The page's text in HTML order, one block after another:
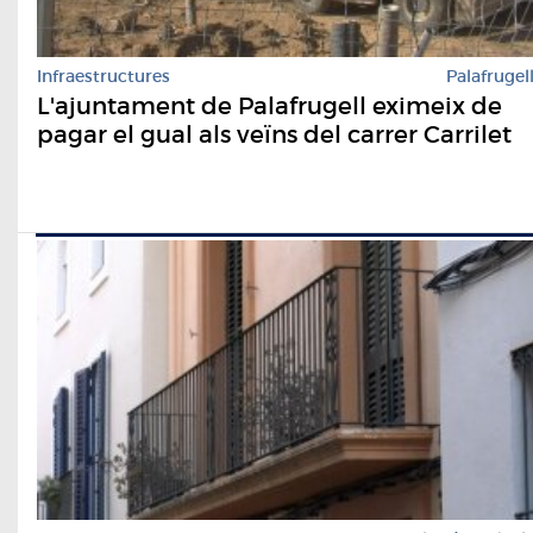
Infraestructures Palafrugell
L'ajuntament de Palafrugell eximeix de
pagar el gual als veïns del carrer Carrilet